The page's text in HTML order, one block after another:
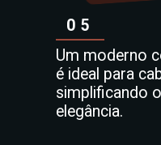
05
Um moderno
é ideal para
simplificando
elegância.